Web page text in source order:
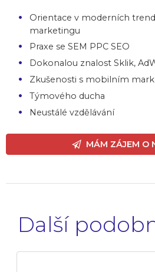
Orientace v moderních
marketingu
Praxe se SEM PPC SEO
Dokonalou znalost Sklik,
Zkušenosti s mobilním
Týmového ducha
Neustálé vzdělávání
MÁM ZÁJEM O
Další